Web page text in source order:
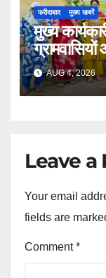
फरीदाबाद मुख्य खबरें
मुख्य
मिलकर
AUG 4, 2026
Leave a
Your email
fields are
Comment*